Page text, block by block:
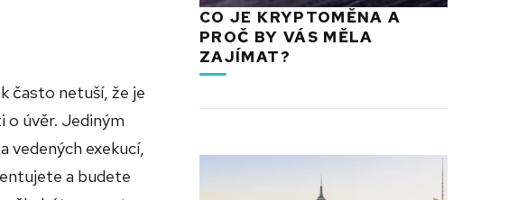
často netuší, že je
o úvěr. Jediným
vedených exekucí,
a budete
CO JE KRYPTOMĚNA A
PROČ BY VÁS MĚLA
ZAJÍMAT?